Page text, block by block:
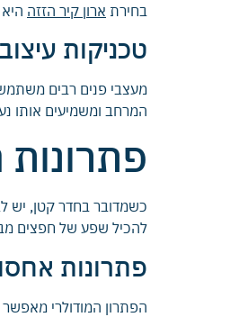
בחירת ארון קיר הזזה
טכניקות
מעצבי פנים רבים
המרחב ומשמיעים אותו
כשמדובר בחדר קטן, יש
להכיל שפע של חפצים
פתרונות
הפתרון המודולרי